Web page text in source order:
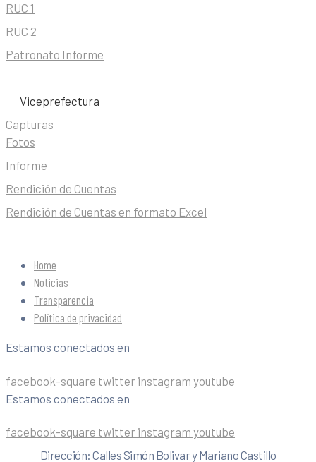
RUC 1
RUC 2
Patronato Informe
Viceprefectura
Capturas
Fotos
Informe
Rendición de Cuentas
Rendición de Cuentas en formato Excel
Home
Noticias
Transparencia
Política de privacidad
Estamos conectados en
facebook-square twitter instagram youtube
Estamos conectados en
facebook-square twitter instagram youtube
Dirección: Calles Simón Bolivar y Mariano Castillo